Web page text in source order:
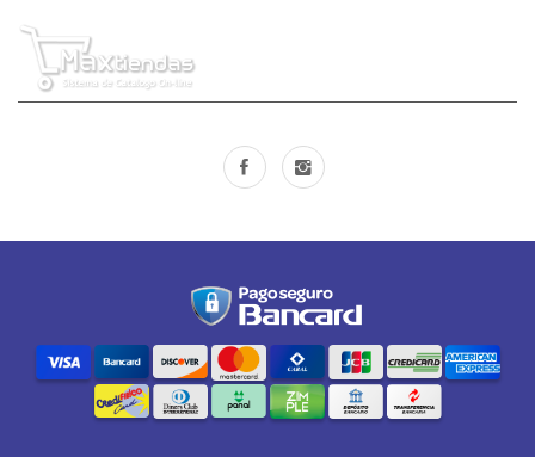
PRESSURE
PUMA
RIO CLARO